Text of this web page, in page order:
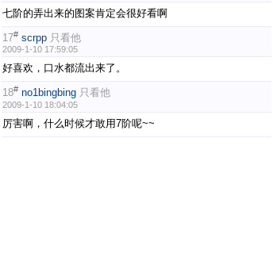
七阶的弄出来的图案肯定会很好看啊
17# scrpp 只看他
2009-1-10 17:59:05
好喜欢，口水都流出来了。
18# no1bingbing 只看他
2009-1-10 18:04:05
厉害啊，什么时候才敢用7阶呢~~